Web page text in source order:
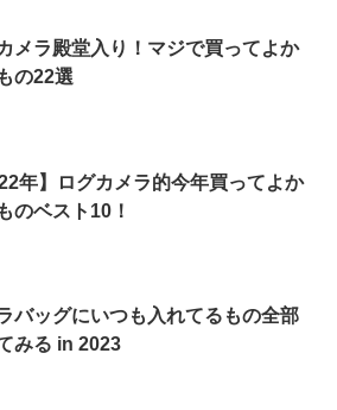
メラ殿堂入り！マジで買ってよか
の22選
年】ログカメラ的今年買ってよか
のベスト10！
バッグにいつも入れてるもの全部
みる in 2023